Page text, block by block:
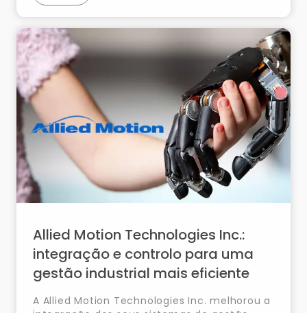
Allied Motion Technologies Inc.:
integração e controlo para uma
gestão industrial mais eficiente
A Allied Motion Technologies Inc. melhorou a